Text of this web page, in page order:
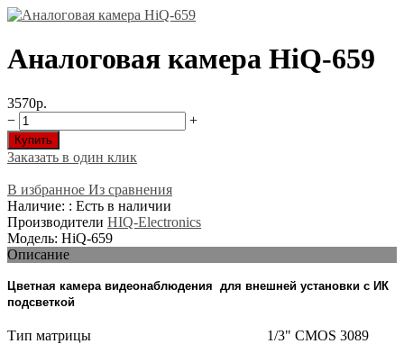
Аналоговая камера HiQ-659
3570р.
−
+
Купить
Заказать в один клик
В избранное Из сравнения
Наличие: : Есть в наличии
Производители HIQ-Electronics
Модель: HiQ-659
Описание
Цветная камера видеонаблюдения для внешней установки с ИК
подсветкой
Тип матрицы
1/3" CMOS 3089